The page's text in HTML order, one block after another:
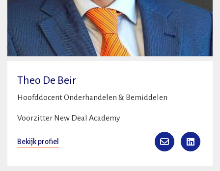
Theo De Beir
Hoofddocent Onderhandelen & Bemiddelen
Voorzitter New Deal Academy
Bekijk profiel